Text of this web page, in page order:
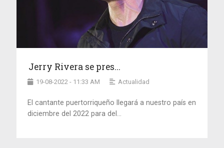
Jerry Rivera se pres...
19-08-2022 - 11:33 AM Actualidad
El cantante puertorriqueño llegará a nuestro país en
diciembre del 2022 para del...